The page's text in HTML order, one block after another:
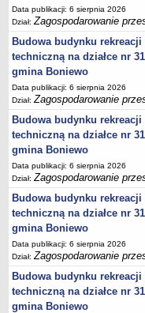
Wykaz usług społecznych
Plan utrwalania
FUNDUSZ WSPARCIA
MIENIE KOMUNALNE
2006
2007
2008
2010
2009
POMOC PUBLICZNA
PUBLICZNIE DOSTĘPNY
ŚRODOWISKU I JEGO
Pliki do pobrania
Udostepnianie informacji
Informacja o wykazie
harmonogram odbioru
GMINNY KOMITET OCHRONY
Data publikacji: 6 sierpnia 2026
Dział:Zagospodarowanie
Budowa budynku
techniczną na działce nr
gmina Boniewo
Data publikacji: 6 sierpnia 2026
Dział:Zagospodarowanie
Budowa budynku
techniczną na działce nr
gmina Boniewo
Data publikacji: 6 sierpnia 2026
Dział:Zagospodarowanie
Budowa budynku
techniczną na działce nr
gmina Boniewo
Data publikacji: 6 sierpnia 2026
Dział:Zagospodarowanie
Budowa budynku
techniczną na działce nr
gmina Boniewo